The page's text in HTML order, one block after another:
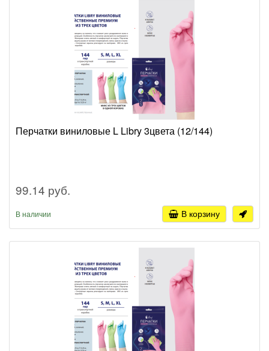
Перчатки виниловые L Libry 3цвета (12/144)
99.14 руб.
В наличии В корзину